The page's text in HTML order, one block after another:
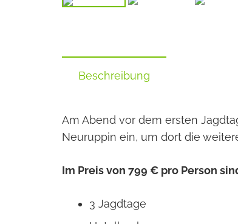
Beschreibung
Am Abend vor dem ersten
Neuruppin ein, um dort die
Im Preis von 799 € pro Person
3 Jagdtage